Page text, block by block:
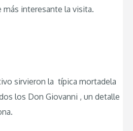
interesante la visita.
sirvieron la típica mortadela
los Don Giovanni , un detalle